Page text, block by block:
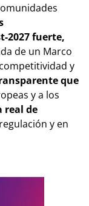
2027 fuerte,
de un Marco
y
que
y a los
real de
y en